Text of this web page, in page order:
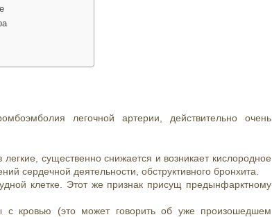
легочной артерии, действительно очень
существенно снижается и возникает кислородное
сердечной деятельности, обструктивного бронхита.
клетке. Этот же признак присущ предынфарктному
с кровью (это может говорить об уже произошедшем